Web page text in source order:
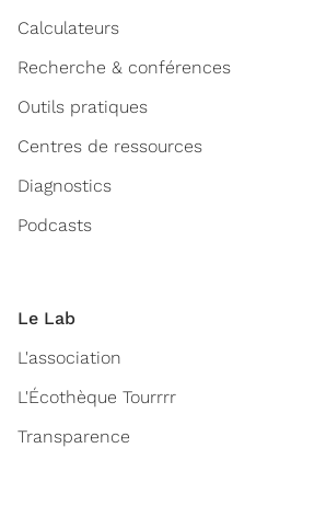
Calculateurs
Recherche & conférences
Outils pratiques
Centres de ressources
Diagnostics
Podcasts
Le Lab
L'association
L'Écothèque Tourrrr
Transparence